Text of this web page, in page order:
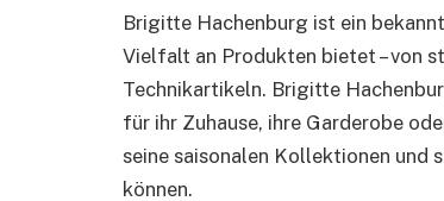
Brigitte Hachenburg ist ein
Vielfalt an Produkten bietet – von
Technikartikeln. Brigitte
für ihr Zuhause, ihre Garderobe
seine saisonalen Kollektionen und
können.